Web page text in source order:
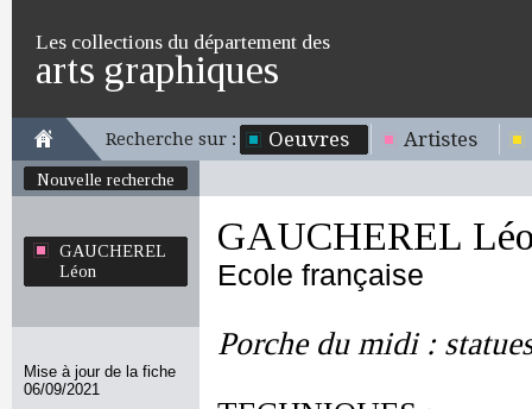
Les collections du département des
arts graphiques
Recherche sur : Oeuvres Artistes
Nouvelle recherche
GAUCHEREL
Léon
Mise à jour de la fiche
06/09/2021
GAUCHEREL
Ecole française
Porche du midi :